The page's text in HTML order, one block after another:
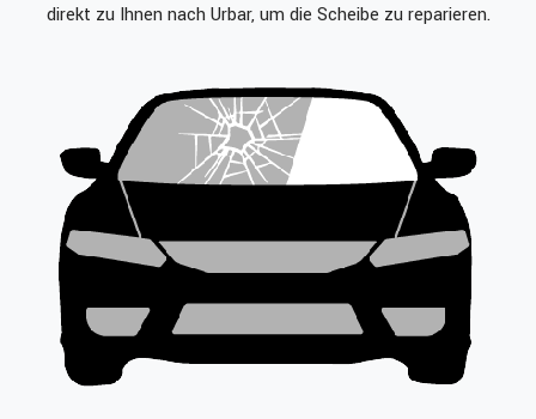
direkt zu Ihnen nach Urbar, um die Scheibe zu reparieren.